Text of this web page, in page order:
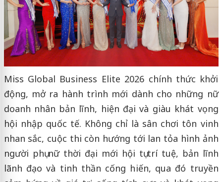
Miss Global Business Elite 2026 chính thức khởi
động, mở ra hành trình mới dành cho những nữ
doanh nhân bản lĩnh, hiện đại và giàu khát vọng
hội nhập quốc tế. Không chỉ là sân chơi tôn vinh
nhan sắc, cuộc thi còn hướng tới lan tỏa hình ảnh
người phụ nữ thời đại mới hội tụ trí tuệ, bản lĩnh
lãnh đạo và tinh thần cống hiến, qua đó truyền